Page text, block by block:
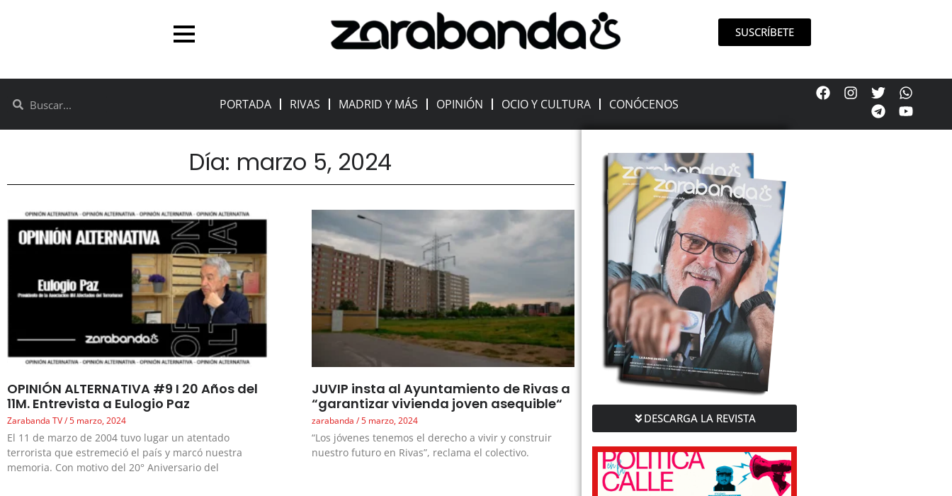
SUSCRÍBETE
PORTADA RIVAS MADRID Y MÁS OPINIÓN OCIO Y CULTURA CONÓCENOS
Día: marzo 5, 2024
OPINIÓN ALTERNATIVA #9 I 20 Años del
11M. Entrevista a Eulogio Paz
Zarabanda TV 5 marzo, 2024
El 11 de marzo de 2004 tuvo lugar un atentado
terrorista que estremeció el país y marcó nuestra
memoria. Con motivo del 20° Aniversario del
JUVIP insta al Ayuntamiento de Rivas a
“garantizar vivienda joven asequible“
zarabanda 5 marzo, 2024
“Los jóvenes tenemos el derecho a vivir y construir
nuestro futuro en Rivas”, reclama el colectivo.
DESCARGA LA REVISTA